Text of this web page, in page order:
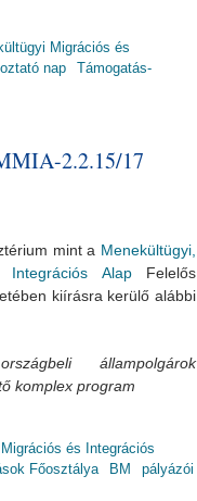
Migrációs és
nap
Támogatás-
2.2.15/17
mint a Menekültügyi,
Integrációs AlapFelelős
kiírásra kerülő alábbi
állampolgárok
komplex program
és Integrációs
Főosztálya BM
pályázói